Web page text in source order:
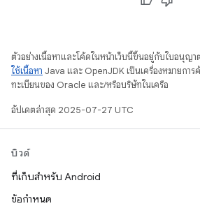
ตัวอย่างเนื้อหาและโค้ดในหน้าเว็บนี้ขึ้นอยู่กับใบอนุญา
ใช้เนื้อหา Java และ OpenJDK เป็นเครื่องหมายการ
ทะเบียนของ Oracle และ/หรือบริษัทในเครือ
อัปเดตล่าสุด 2025-07-27 UTC
บิวด์
ที่เก็บสำหรับ Android
ข้อกำหนด